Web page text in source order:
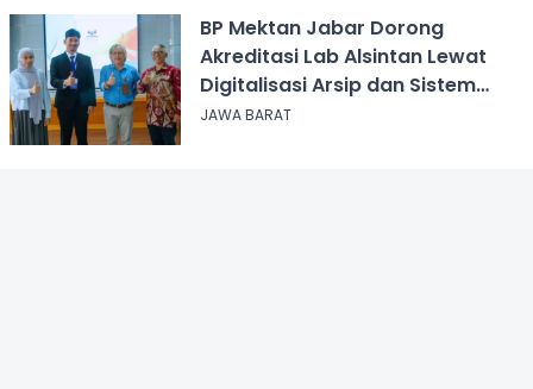
BP Mektan Jabar Dorong
Akreditasi Lab Alsintan Lewat
Digitalisasi Arsip dan Sistem
Mutu
JAWA BARAT